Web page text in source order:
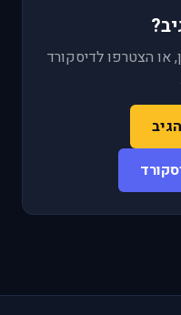
או הצטרפו לדיסקורד